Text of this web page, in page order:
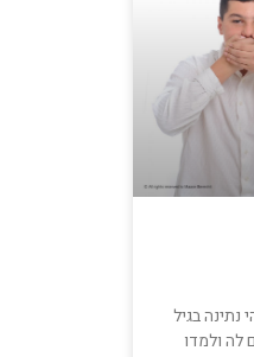
בגיל
לה ולמדו